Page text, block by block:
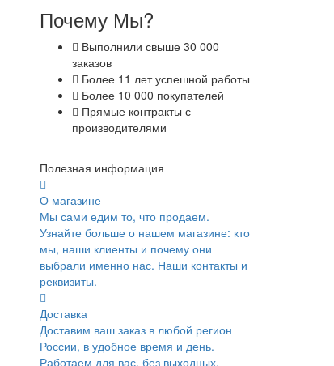
Почему Мы?
Выполнили свыше 30 000
заказов
Более 11 лет успешной работы
Более 10 000 покупателей
Прямые контракты с
производителями
Полезная информация
О магазине
Мы сами едим то, что продаем.
Узнайте больше о нашем магазине: кто
мы, наши клиенты и почему они
выбрали именно нас. Наши контакты и
реквизиты.
Доставка
Доставим ваш заказ в любой регион
России, в удобное время и день.
Работаем для вас, без выходных.